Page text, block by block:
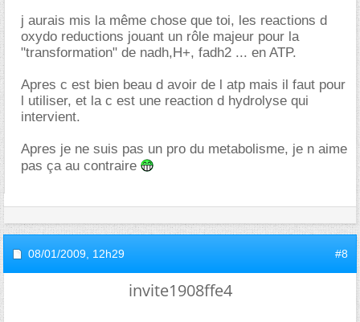
j aurais mis la même chose que toi, les reactions d
oxydo reductions jouant un rôle majeur pour la
"transformation" de nadh,H+, fadh2 ... en ATP.
Apres c est bien beau d avoir de l atp mais il faut pour
l utiliser, et la c est une reaction d hydrolyse qui
intervient.
Apres je ne suis pas un pro du metabolisme, je n aime
pas ça au contraire
08/01/2009, 12h29 #8
invite1908ffe4